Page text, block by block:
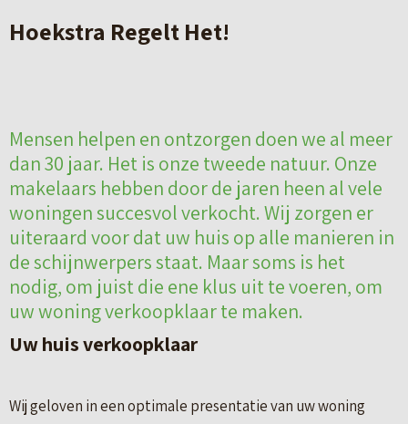
Hoekstra Regelt Het!
Mensen helpen en ontzorgen doen we al meer
dan 30 jaar. Het is onze tweede natuur. Onze
makelaars hebben door de jaren heen al vele
woningen succesvol verkocht. Wij zorgen er
uiteraard voor dat uw huis op alle manieren in
de schijnwerpers staat. Maar soms is het
nodig, om juist die ene klus uit te voeren, om
uw woning verkoopklaar te maken.
Uw huis verkoopklaar
Wij geloven in een optimale presentatie van uw woning